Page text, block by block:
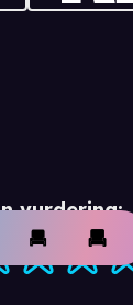
vurdering: